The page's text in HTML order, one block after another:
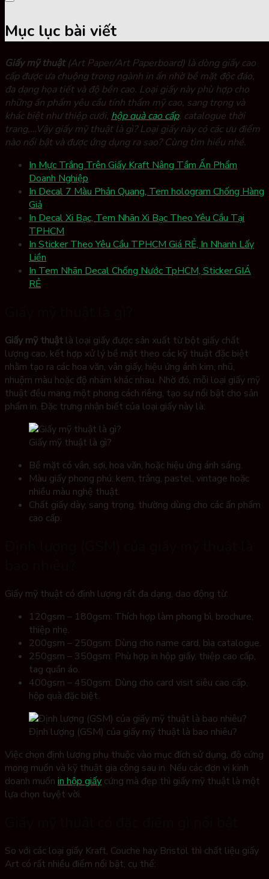
Mục lục bài viết
Giấy mỹ thuật(Art Paper/Art Paperboard) là dòng giấy cao
cấp được ưa chuộng trong ngành in ấn nhờ bề mặt độc đáo,
đa dạng họa tiết và độ bền cao. Loại giấy này phù hợp cho
những ấn phẩm yêu cầu tính thẩm mỹ cao, sang trọng và
khác biệt như thiệp cưới, hộp quà cao cấp, catalogue thời
trang,…Vậy giấy mỹ thuật là gì? Loại giấy này có các ưu điểm
nào nổi bật và được ứng dụng ra sao? Cùng tìm hiểu nhé.
In Mực Trắng Trên Giấy Kraft Nâng Tầm Ấn Phẩm
Doanh Nghiệp
In Decal 7 Màu Phản Quang, Tem hologram Chống Hàng
Giả
In Decal Xi Bạc, Tem Nhãn Xi Bạc Theo Yêu Cầu Tại
TPHCM
In Sticker Theo Yêu Cầu TPHCM Giá RẺ, In Nhanh Lấy
Liền
In Tem Nhãn Decal Chống Nước TpHCM, Sticker GIÁ
RẺ
Giấy mỹ thuật là loại giấy được sản xuất từ bột giấy chất
lượng cao, kết hợp xử lý bề mặt theo các kỹ thuật đặc biệt
nhằm tạo ra các hoa văn, vân giấy, hiệu ứng ánh kim, nhũ,
nhuộm màu hoặc độ nhám khác nhau. Nhờ đó, mỗi loại giấy mỹ
thuật đều mang một phong cách riêng, tạo sự nổi bật cho sản
phẩm in. Đặc trưng nhận biết của loại giấy này là:
Giấy mỹ thuật là gì?
Bề mặt có vân, sợi, hoa văn, hoặc hiệu ứng ánh sáng.
Màu giấy phong phú: kem, trắng, pastel, vintage hoặc
nhiều màu nghệ thuật.
Chất giấy dày, sang trọng, thường dùng cho các ấn phẩm
cao cấp.
Giấy mỹ thuật có định lượng rất đa dạng, dao động từ:
120gsm – 180gsm: Thích hợp làm phong bì, brochure,
thiệp nhẹ.
200gsm – 250gsm: Dùng cho name card, bìa catalogue.
250gsm – 350gsm: Phù hợp in hộp giấy, thiệp cao cấp,
tag quần áo.
400gsm – 450gsm: Dùng cho card visit siêu cao cấp,
hộp quà đặc biệt.
Định lượng (GSM) của giấy mỹ thuật là bao nhiêu?
Việc chọn định lượng phụ thuộc vào mục đích sử dụng, độ cứng
mong muốn và kỹ thuật gia công sau in. Nếu các đơn vị kinh
doanh muốn in hộp giấy cứng mà đẹp thì giấy mỹ thuật là một
lựa chọn tuyệt vời.
So với các loại giấy Kraft, Couche hay Bristol thì chất liệu giấy
Art có rất nhiều điểm nổi bật, cụ thể: